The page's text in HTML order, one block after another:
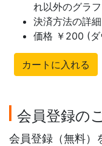
れ以外のグラ
決済方法の詳
価格 ￥200 (ダ
カートに入れる
会員登録の
会員登録（無料）